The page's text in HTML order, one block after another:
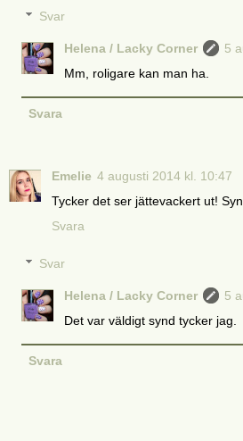
Svar
Helena / Lacky Corner
5
Mm, roligare kan man ha.
Svara
Emelie 4 augusti 2014 kl. 10:47
Tycker det ser jättevackert ut!
Svara
Svar
Helena / Lacky Corner
5
Det var väldigt synd tycker jag.
Svara